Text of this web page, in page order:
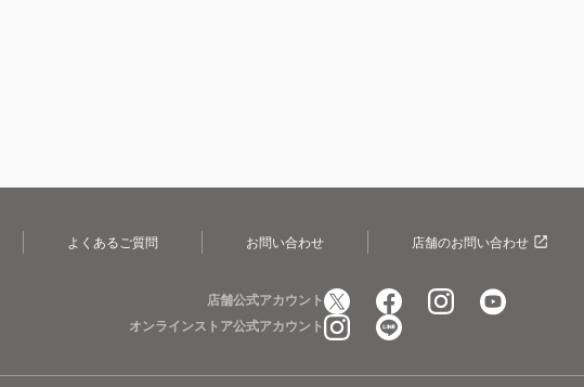
よくあるご質問 お問い合わせ 店舗のお問い合わせ
店舗公式アカウント
オンラインストア公式アカウント